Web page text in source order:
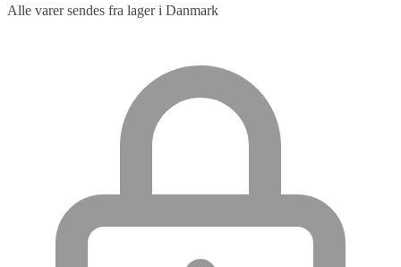
Alle varer sendes fra lager i Danmark